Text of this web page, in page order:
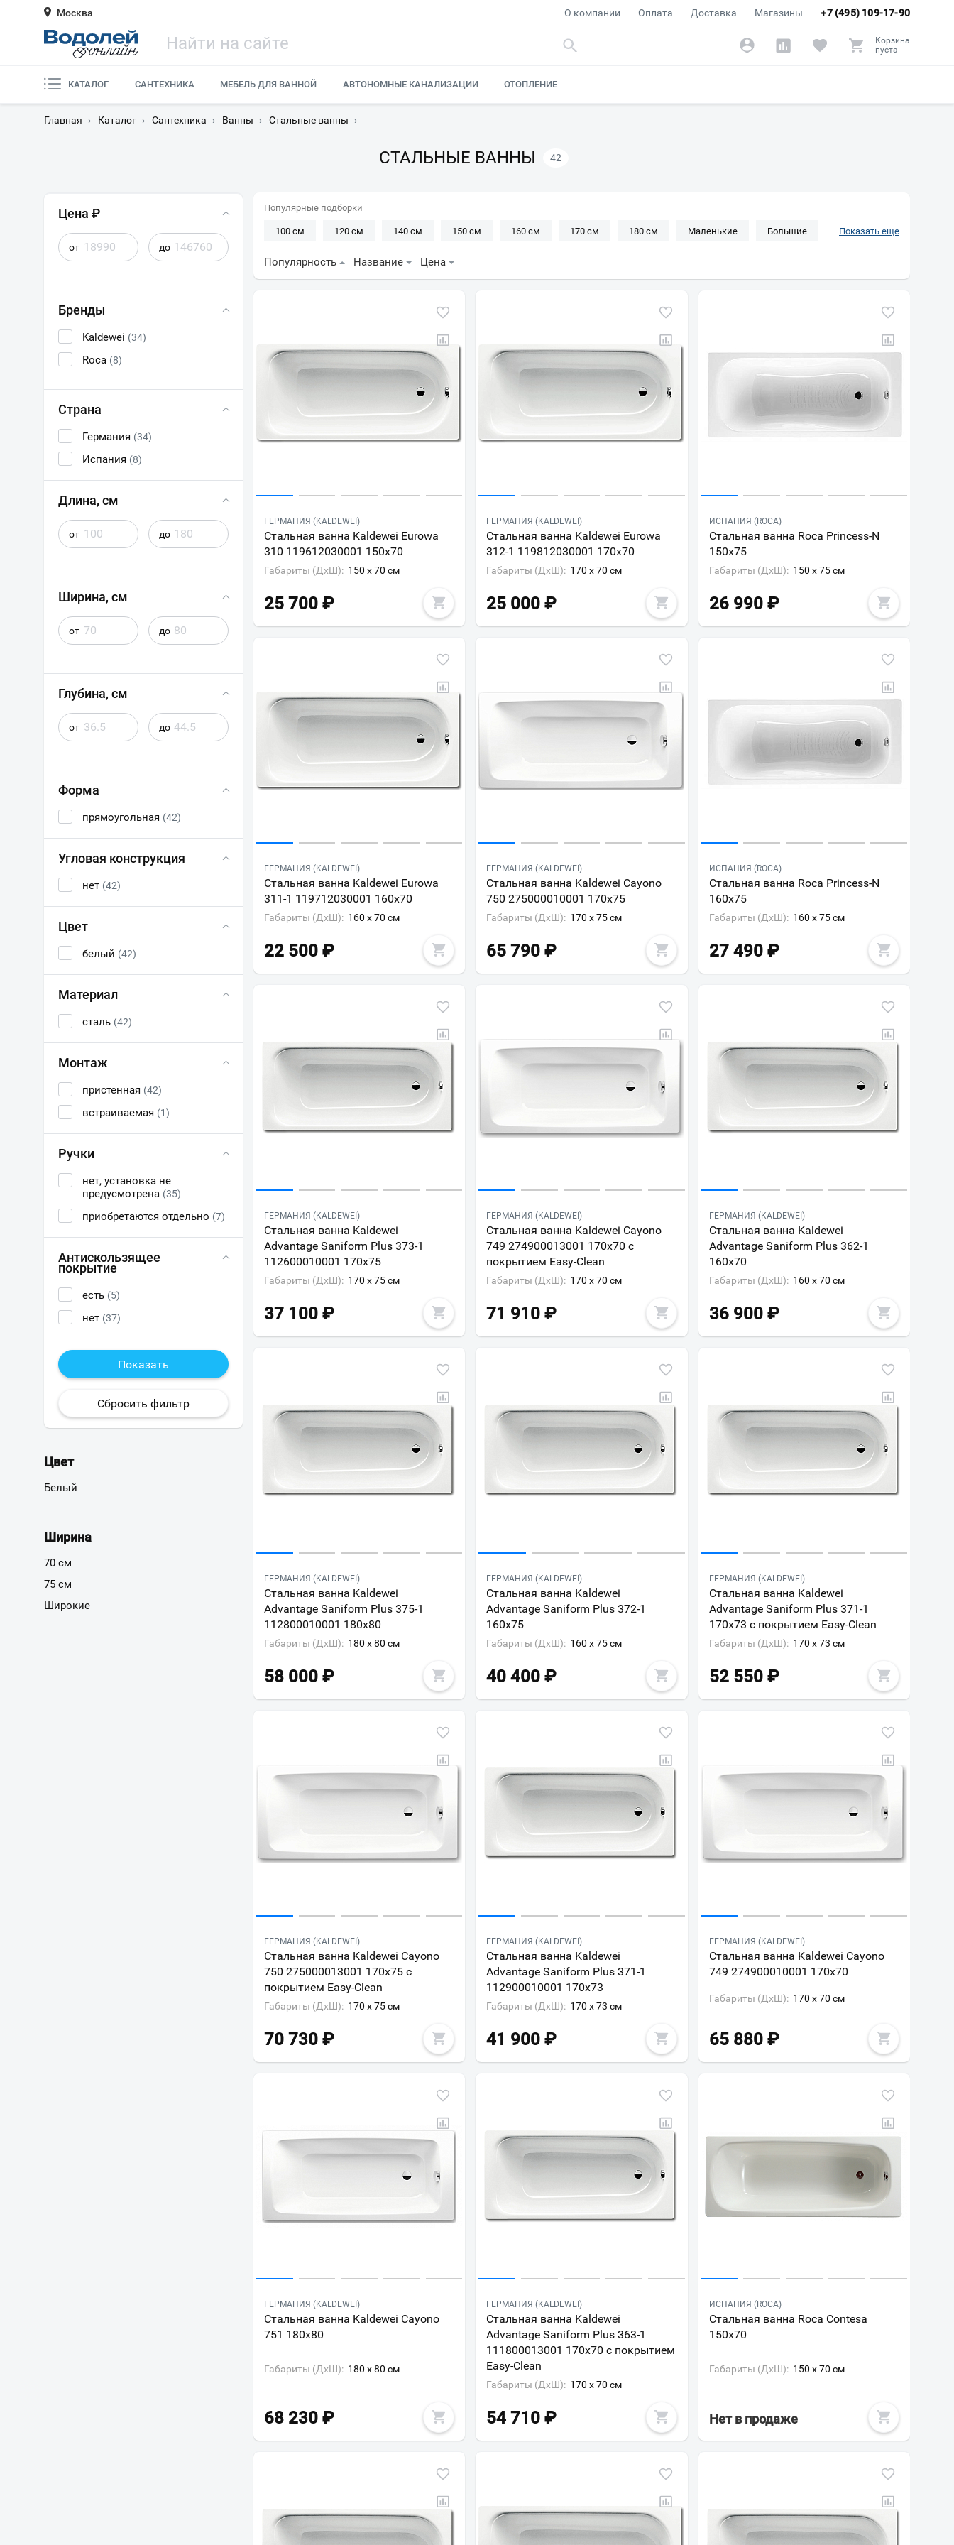
Москва +7 (495) 109-17-90
О компании Оплата Доставка Магазины
Корзина
пуста
КАТАЛОГ САНТЕХНИКА МЕБЕЛЬ ДЛЯ ВАННОЙ АВТОНОМНЫЕ КАНАЛИЗАЦИИ ОТОПЛЕНИЕ
Главная › Каталог › Сантехника › Ванны › Стальные ванны ›
СТАЛЬНЫЕ ВАННЫ 42
Цена ₽
от до
Бренды
Kaldewei (34)
Roca (8)
Страна
Германия (34)
Испания (8)
Длина, см
от до
Ширина, см
от до
Глубина, см
от до
Форма
прямоугольная (42)
Угловая конструкция
нет (42)
Цвет
белый (42)
Материал
сталь (42)
Монтаж
пристенная (42)
встраиваемая (1)
Ручки
нет, установка не
предусмотрена (35)
приобретаются отдельно (7)
Антискользящее
покрытие
есть (5)
нет (37)
Цвет
Белый
Ширина
70 см
75 см
Широкие
Популярные подборки
100 см 120 см 140 см 150 см 160 см 170 см 180 см Маленькие Большие
Длинные Узкие Пристенная
Показать еще
Популярность Название Цена
ГЕРМАНИЯ (KALDEWEI)
Стальная ванна Kaldewei Eurowa
310 119612030001 150х70
Габариты (ДxШ): 150 x 70 см
25 700 ₽
ГЕРМАНИЯ (KALDEWEI)
Стальная ванна Kaldewei Eurowa
312-1 119812030001 170х70
Габариты (ДxШ): 170 x 70 см
25 000 ₽
ИСПАНИЯ (ROCA)
Стальная ванна Roca Princess-N
150x75
Габариты (ДxШ): 150 x 75 см
26 990 ₽
ГЕРМАНИЯ (KALDEWEI)
Стальная ванна Kaldewei Eurowa
311-1 119712030001 160х70
Габариты (ДxШ): 160 x 70 см
22 500 ₽
ГЕРМАНИЯ (KALDEWEI)
Стальная ванна Kaldewei Cayono
750 275000010001 170х75
Габариты (ДxШ): 170 x 75 см
65 790 ₽
ИСПАНИЯ (ROCA)
Стальная ванна Roca Princess-N
160x75
Габариты (ДxШ): 160 x 75 см
27 490 ₽
ГЕРМАНИЯ (KALDEWEI)
Стальная ванна Kaldewei
Advantage Saniform Plus 373-1
112600010001 170х75
Габариты (ДxШ): 170 x 75 см
37 100 ₽
ГЕРМАНИЯ (KALDEWEI)
Стальная ванна Kaldewei Cayono
749 274900013001 170х70 с
покрытием Easy-Clean
Габариты (ДxШ): 170 x 70 см
71 910 ₽
ГЕРМАНИЯ (KALDEWEI)
Стальная ванна Kaldewei
Advantage Saniform Plus 362-1
160х70
Габариты (ДxШ): 160 x 70 см
36 900 ₽
ГЕРМАНИЯ (KALDEWEI)
Стальная ванна Kaldewei
Advantage Saniform Plus 375-1
112800010001 180х80
Габариты (ДxШ): 180 x 80 см
58 000 ₽
ГЕРМАНИЯ (KALDEWEI)
Стальная ванна Kaldewei
Advantage Saniform Plus 372-1
160х75
Габариты (ДxШ): 160 x 75 см
40 400 ₽
ГЕРМАНИЯ (KALDEWEI)
Стальная ванна Kaldewei
Advantage Saniform Plus 371-1
170х73 с покрытием Easy-Clean
Габариты (ДxШ): 170 x 73 см
52 550 ₽
ГЕРМАНИЯ (KALDEWEI)
Стальная ванна Kaldewei Cayono
750 275000013001 170х75 с
покрытием Easy-Clean
Габариты (ДxШ): 170 x 75 см
70 730 ₽
ГЕРМАНИЯ (KALDEWEI)
Стальная ванна Kaldewei
Advantage Saniform Plus 371-1
112900010001 170х73
Габариты (ДxШ): 170 x 73 см
41 900 ₽
ГЕРМАНИЯ (KALDEWEI)
Стальная ванна Kaldewei Cayono
749 274900010001 170х70
Габариты (ДxШ): 170 x 70 см
65 880 ₽
ГЕРМАНИЯ (KALDEWEI)
Стальная ванна Kaldewei Cayono
751 180х80
Габариты (ДxШ): 180 x 80 см
68 230 ₽
ГЕРМАНИЯ (KALDEWEI)
Стальная ванна Kaldewei
Advantage Saniform Plus 363-1
111800013001 170х70 с покрытием
Easy-Clean
Габариты (ДxШ): 170 x 70 см
54 710 ₽
ИСПАНИЯ (ROCA)
Стальная ванна Roca Contesa
150x70
Габариты (ДxШ): 150 x 70 см
Нет в продаже
Москва
Всё верно Сменить город